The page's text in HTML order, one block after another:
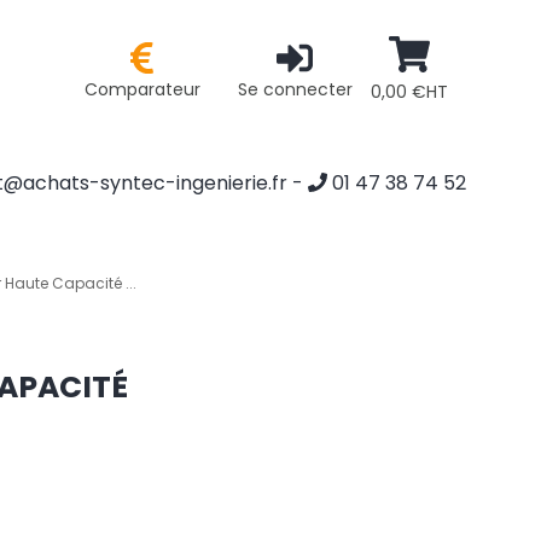
Comparateur Se connecter 0,00 €HT
syntec-ingenierie.fr - 01 47 38 74 52
Haute Capacité ...